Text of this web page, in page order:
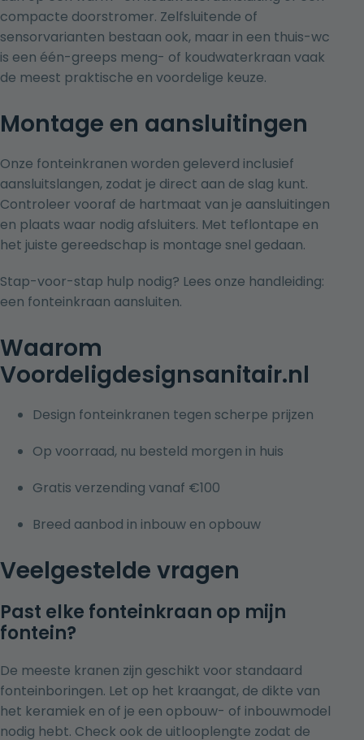
compacte doorstromer. Zelfsluitende of
sensorvarianten bestaan ook, maar in een thuis-wc
is een één-greeps meng- of koudwaterkraan vaak
de meest praktische en voordelige keuze.
Montage en aansluitingen
Onze fonteinkranen worden geleverd inclusief
aansluitslangen, zodat je direct aan de slag kunt.
Controleer vooraf de hartmaat van je aansluitingen
en plaats waar nodig afsluiters. Met teflontape en
het juiste gereedschap is montage snel gedaan.
Stap-voor-stap hulp nodig? Lees onze handleiding:
een fonteinkraan aansluiten.
Waarom
Voordeligdesignsanitair.nl
Design fonteinkranen tegen scherpe prijzen
Op voorraad, nu besteld morgen in huis
Gratis verzending vanaf €100
Breed aanbod in inbouw en opbouw
Veelgestelde vragen
Past elke fonteinkraan op mijn
fontein?
De meeste kranen zijn geschikt voor standaard
fonteinboringen. Let op het kraangat, de dikte van
het keramiek en of je een opbouw- of inbouwmodel
nodig hebt. Check ook de uitlooplengte zodat de